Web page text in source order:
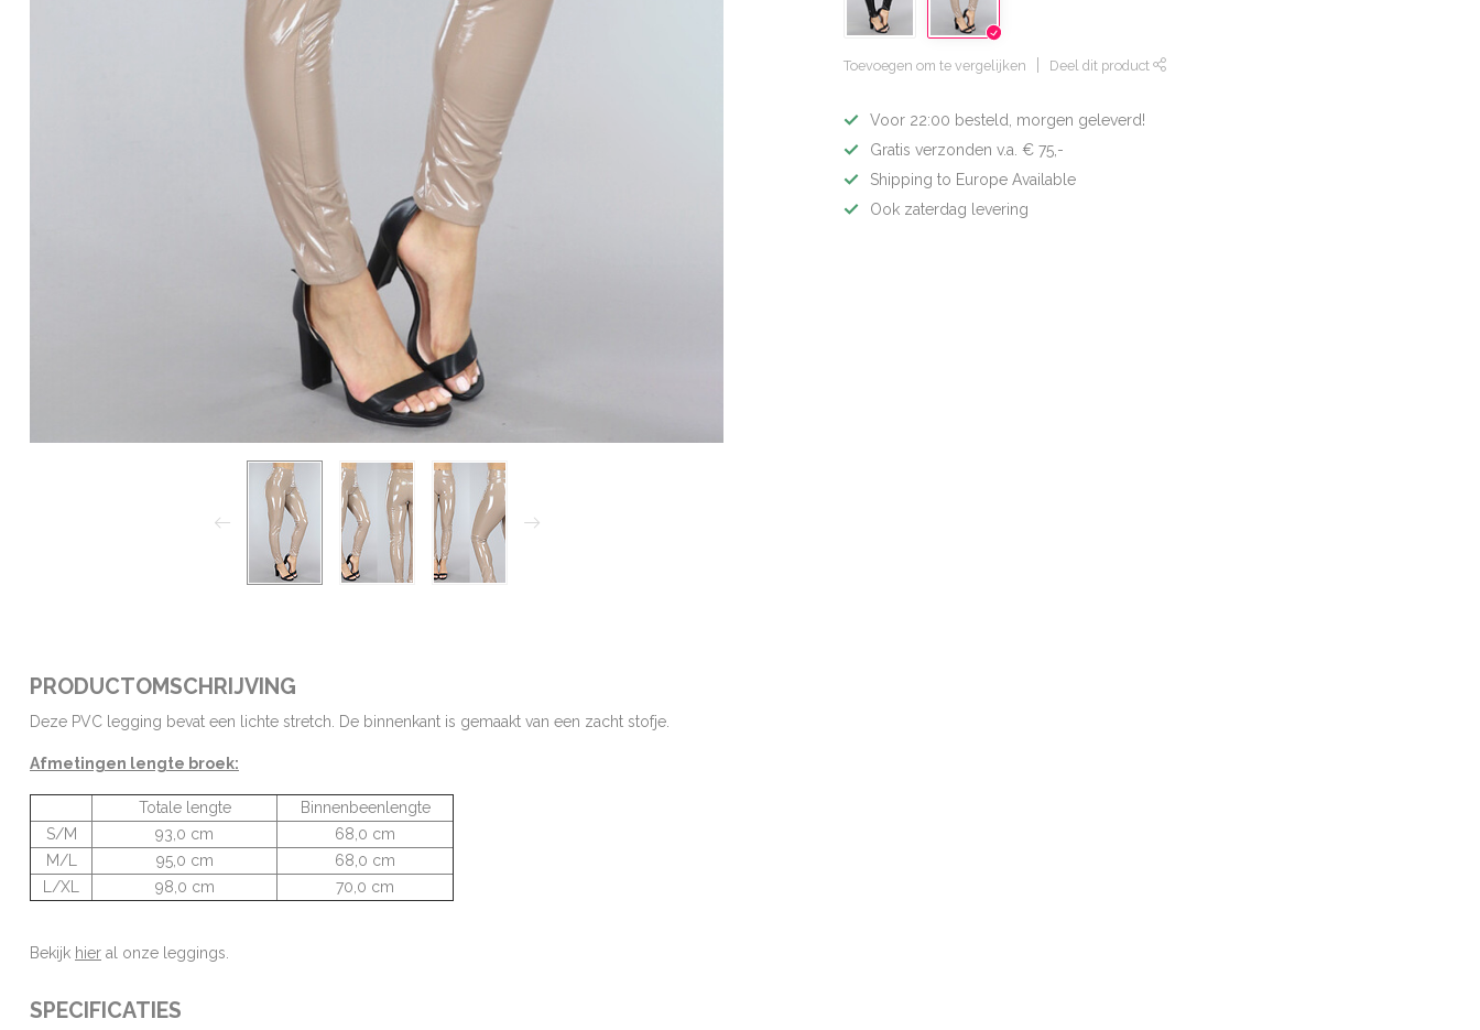
Toevoegen om te vergelijken Deel dit product
Voor 22:00 besteld, morgen geleverd!
Gratis verzonden v.a. € 75,-
Shipping to Europe Available
Ook zaterdag levering
PRODUCTOMSCHRIJVING
Deze PVC legging bevat een lichte stretch. De binnenkant is gemaakt van een zacht stofje.
Afmetingen lengte broek:
Totale lengte
Binnenbeenlengte
S/M
93,0 cm
68,0 cm
M/L
95,0 cm
68,0 cm
L/XL
98,0 cm 70,0 cm
Bekijk hier al onze leggings.
SPECIFICATIES